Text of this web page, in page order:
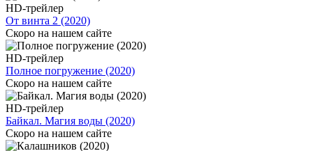
HD-трейлер
От винта 2 (2020)
Скоро на нашем сайте
HD-трейлер
Полное погружение (2020)
Скоро на нашем сайте
HD-трейлер
Байкал. Магия воды (2020)
Скоро на нашем сайте